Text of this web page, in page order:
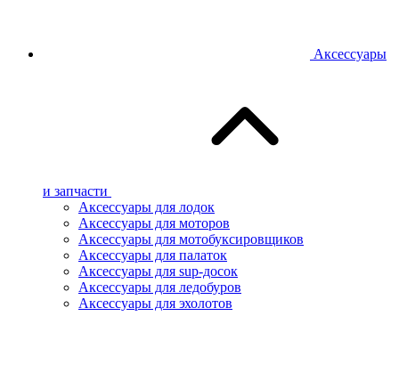
Аксессуары
и запчасти
Аксессуары для лодок
Аксессуары для моторов
Аксессуары для мотобуксировщиков
Аксессуары для палаток
Аксессуары для sup-досок
Аксессуары для ледобуров
Аксессуары для эхолотов